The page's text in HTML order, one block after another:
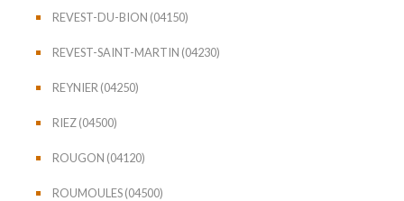
REVEST-DU-BION (04150)
REVEST-SAINT-MARTIN (04230)
REYNIER (04250)
RIEZ (04500)
ROUGON (04120)
ROUMOULES (04500)